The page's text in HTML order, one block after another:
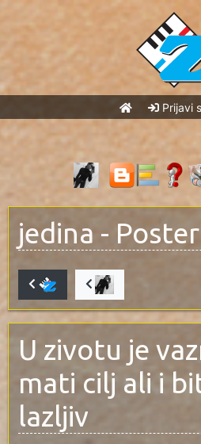
Prijavi
jedina -
U zivotu je
mati cilj ali i
lazljiv